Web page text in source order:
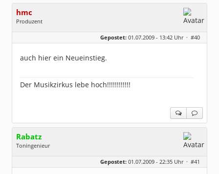
hmc
Produzent
Geschlecht:
Alter:
69
Beiträge:
17570
Gepostet: 01.07.2009 - 13:42 Uhr · #40
auch hier ein Neueinstieg.
Der Musikzirkus lebe hoch!!!!!!!!!!!!
Rabatz
Toningenieur
Alter:
61
Gepostet: 01.07.2009 - 22:35 Uhr · #41